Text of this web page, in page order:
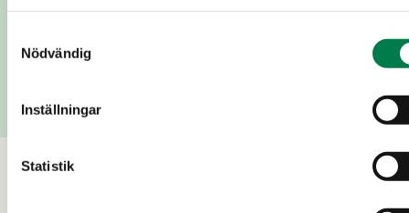
Nödvändig
Inställningar
Statistik